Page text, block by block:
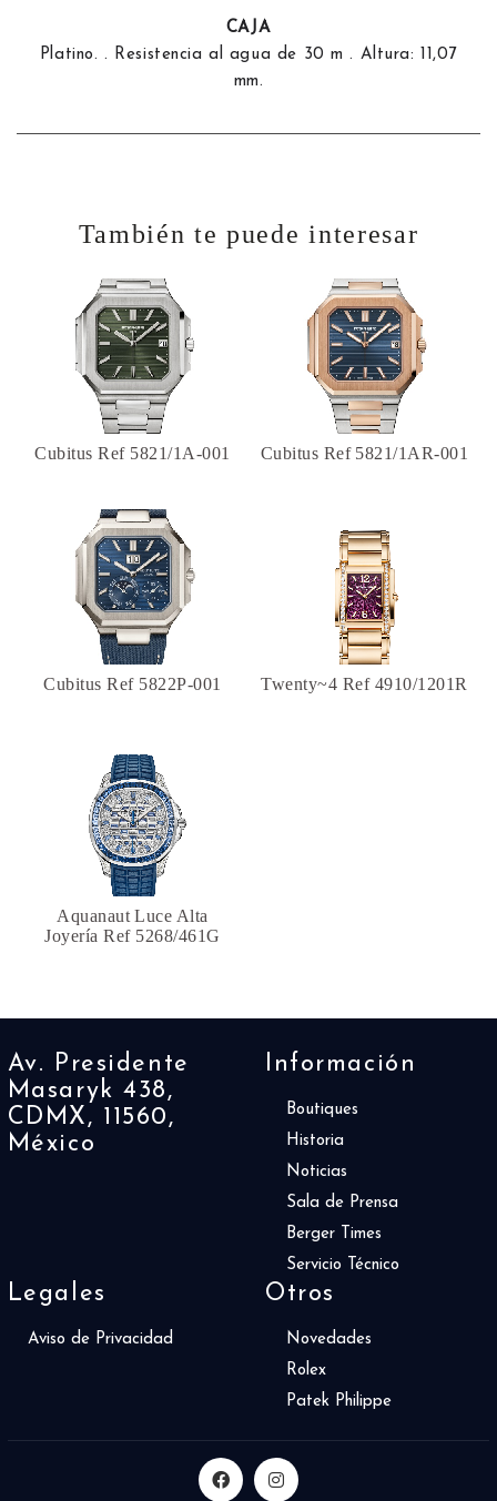
CAJA
Platino. . Resistencia al agua de 30 m . Altura: 11,07
mm.
También te puede interesar
Cubitus Ref 5821/1A-001 Cubitus Ref 5821/1AR-001
Cubitus Ref 5822P-001 Twenty~4 Ref 4910/1201R
Aquanaut Luce Alta
Joyería Ref 5268/461G
Av. Presidente
Masaryk 438,
CDMX, 11560,
México
Información
Boutiques
Historia
Noticias
Sala de Prensa
Berger Times
Servicio Técnico
Legales
Aviso de Privacidad
Otros
Novedades
Rolex
Patek Philippe